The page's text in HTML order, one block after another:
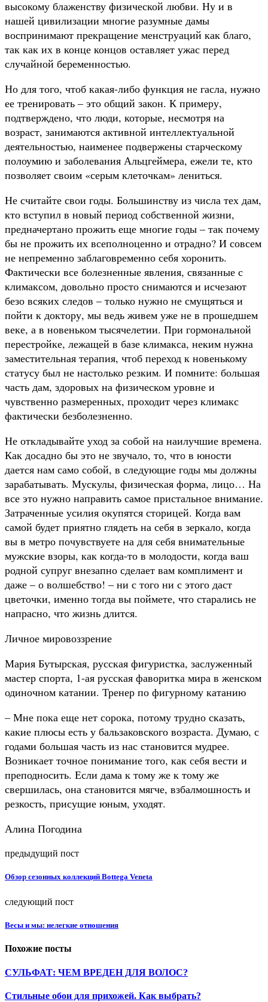
высокому блаженству физической любви. Ну и в
нашей цивилизации многие разумные дамы
воспринимают прекращение менструаций как благо,
так как их в конце концов оставляет ужас перед
случайной беременностью.
Но для того, чтоб какая-либо функция не гасла, нужно
ее тренировать – это общий закон. К примеру,
подтверждено, что люди, которые, несмотря на
возраст, занимаются активной интеллектуальной
деятельностью, наименее подвержены старческому
полоумию и заболевания Альцгеймера, ежели те, кто
позволяет своим «серым клеточкам» лениться.
Не считайте свои годы. Большинству из числа тех дам,
кто вступил в новый период собственной жизни,
предначертано прожить еще многие годы – так почему
бы не прожить их всеполноценно и отрадно? И совсем
не непременно заблаговременно себя хоронить.
Фактически все болезненные явления, связанные с
климаксом, довольно просто снимаются и исчезают
безо всяких следов – только нужно не смущяться и
пойти к доктору, мы ведь живем уже не в прошедшем
веке, а в новеньком тысячелетии. При гормональной
перестройке, лежащей в базе климакса, неким нужна
заместительная терапия, чтоб переход к новенькому
статусу был не настолько резким. И помните: большая
часть дам, здоровых на физическом уровне и
чувственно размеренных, проходит через климакс
фактически безболезненно.
Не откладывайте уход за собой на наилучшие времена.
Как досадно бы это не звучало, то, что в юности
дается нам само собой, в следующие годы мы должны
зарабатывать. Мускулы, физическая форма, лицо… На
все это нужно направить самое пристальное внимание.
Затраченные усилия окупятся сторицей. Когда вам
самой будет приятно глядеть на себя в зеркало, когда
вы в метро почувствуете на для себя внимательные
мужские взоры, как когда-то в молодости, когда ваш
родной супруг внезапно сделает вам комплимент и
даже – о волшебство! – ни с того ни с этого даст
цветочки, именно тогда вы поймете, что старались не
напрасно, что жизнь длится.
Личное мировоззрение
Мария Бутырская, русская фигуристка, заслуженный
мастер спорта, 1-ая русская фаворитка мира в женском
одиночном катании. Тренер по фигурному катанию
– Мне пока еще нет сорока, потому трудно сказать,
какие плюсы есть у бальзаковского возраста. Думаю, с
годами большая часть из нас становится мудрее.
Возникает точное понимание того, как себя вести и
преподносить. Если дама к тому же к тому же
свершилась, она становится мягче, взбалмошность и
резкость, присущие юным, уходят.
Алина Погодина
предыдущий пост
Обзор сезонных коллекций Bottega Veneta
следующий пост
Весы и мы: нелегкие отношения
Похожие посты
СУЛЬФАТ: ЧЕМ ВРЕДЕН ДЛЯ ВОЛОС?
Стильные обои для прихожей. Как выбрать?